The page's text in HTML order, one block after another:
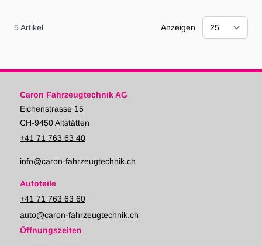
5Artikel Anzeigen
Caron Fahrzeugtechnik AG
Eichenstrasse 15
CH-9450 Altstätten
+41 71 763 63 40
info@caron-fahrzeugtechnik.ch
Autoteile
+41 71 763 63 60
auto@caron-fahrzeugtechnik.ch
Öffnungszeiten